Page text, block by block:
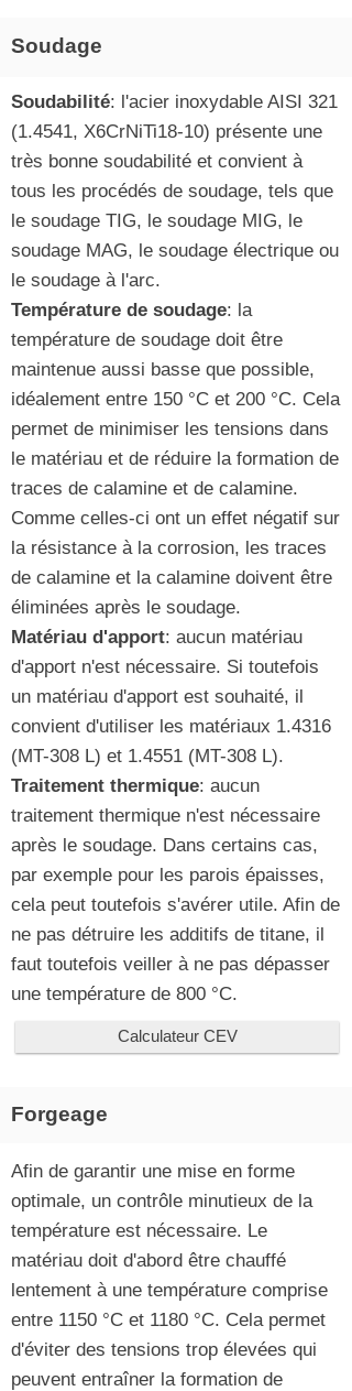
Soudage
Soudabilité: l'acier inoxydable AISI 321
(1.4541, X6CrNiTi18-10) présente une
très bonne soudabilité et convient à
tous les procédés de soudage, tels que
le soudage TIG, le soudage MIG, le
soudage MAG, le soudage électrique ou
le soudage à l'arc.
Température de soudage: la
température de soudage doit être
maintenue aussi basse que possible,
idéalement entre 150 °C et 200 °C. Cela
permet de minimiser les tensions dans
le matériau et de réduire la formation de
traces de calamine et de calamine.
Comme celles-ci ont un effet négatif sur
la résistance à la corrosion, les traces
de calamine et la calamine doivent être
éliminées après le soudage.
Matériau d'apport: aucun matériau
d'apport n'est nécessaire. Si toutefois
un matériau d'apport est souhaité, il
convient d'utiliser les matériaux 1.4316
(MT-308 L) et 1.4551 (MT-308 L).
Traitement thermique: aucun
traitement thermique n'est nécessaire
après le soudage. Dans certains cas,
par exemple pour les parois épaisses,
cela peut toutefois s'avérer utile. Afin de
ne pas détruire les additifs de titane, il
faut toutefois veiller à ne pas dépasser
une température de 800 °C.
Calculateur CEV
Forgeage
Afin de garantir une mise en forme
optimale, un contrôle minutieux de la
température est nécessaire. Le
matériau doit d'abord être chauffé
lentement à une température comprise
entre 1150 °C et 1180 °C. Cela permet
d'éviter des tensions trop élevées qui
peuvent entraîner la formation de